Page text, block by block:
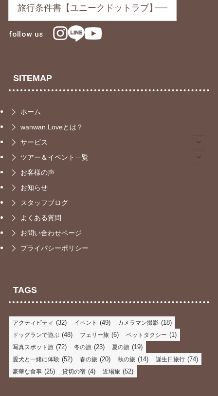
旅行条件書【ユニークドットラブ】
follow us
SITEMAP
ホーム
wanwan.Loveとは？
サービス
ツアー＆イベント一覧
お客様の声
お知らせ
スタッフブログ
よくある質問
お問い合わせページ
プライバシーポリシー
TAGS
アクティビティ (32) イベント (49) カメラマン撮影 (18)
ドッグランで遊ぶ (48) フェリー旅 (6) ペットタクシー (1)
写真スポット旅 (72) 冬の旅 (23) 夏の旅 (19)
愛犬と一緒に体験 (52) 春の旅 (20) 秋の旅 (14) 誕生日旅行 (74)
豪華な食事 (25) 貸切の宿 (4) 近場旅 (52)